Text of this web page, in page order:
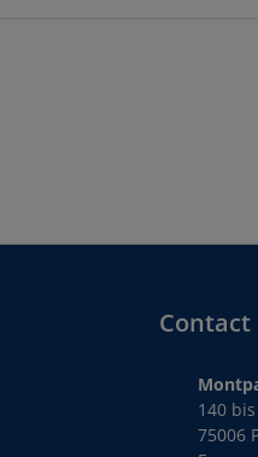
Contact
140
75006